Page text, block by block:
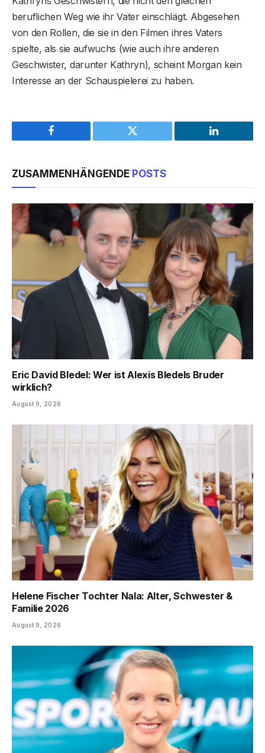
beruflichen Weg wie ihr Vater einschlägt. Abgesehen
von den Rollen, die sie in den Filmen ihres Vaters
spielte, als sie aufwuchs (wie auch ihre anderen
Geschwister, darunter Kathryn), scheint Morgan kein
Interesse an der Schauspielerei zu haben.
Facebook Twitter LinkedIn
ZUSAMMENHÄNGENDE POSTS
Eric David Bledel: Wer ist Alexis Bledels Bruder
wirklich?
August 9, 2026
Helene Fischer Tochter Nala: Alter, Schwester &
Familie 2026
August 9, 2026